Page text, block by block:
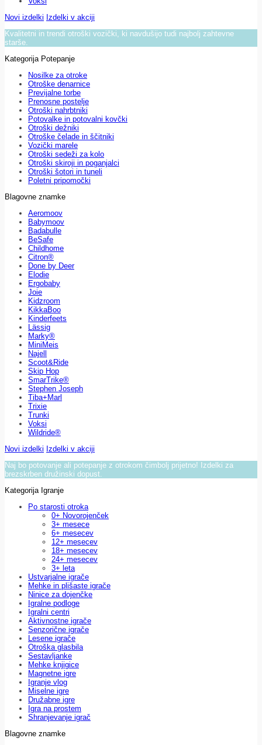
Novi izdelki Izdelki v akciji
Kvalitetni in trendi otroški vozički, ki navdušijo tudi najbolj zahtevne
starše.
Kategorija Potepanje
Nosilke za otroke
Otroške denarnice
Previjalne torbe
Prenosne postelje
Otroški nahrbtniki
Potovalke in potovalni kovčki
Otroški dežniki
Otroške čelade in ščitniki
Vozički marele
Otroški sedeži za kolo
Otroški skiroji in poganjalci
Otroški šotori in tuneli
Poletni pripomočki
Blagovne znamke
Aeromoov
Babymoov
Badabulle
BeSafe
Childhome
Citron®
Done by Deer
Elodie
Ergobaby
Joie
Kidzroom
KikkaBoo
Kinderfeets
Lässig
Marky®
MiniMeis
Najell
Scoot&Ride
Skip Hop
SmarTrike®
Stephen Joseph
Tiba+Marl
Trixie
Trunki
Voksi
Wildride®
Novi izdelki Izdelki v akciji
Naj bo potovanje ali potepanje z otrokom čimbolj prijetno! Izdelki za
brezskrben družinski dopust.
Kategorija Igranje
Po starosti otroka
0+ Novorojenček
3+ mesece
6+ mesecev
12+ mesecev
18+ mesecev
24+ mesecev
3+ leta
Ustvarjalne igrače
Mehke in plišaste igrače
Ninice za dojenčke
Igralne podloge
Igralni centri
Aktivnostne igrače
Senzorične igrače
Lesene igrače
Otroška glasbila
Sestavljanke
Mehke knjigice
Magnetne igre
Igranje vlog
Miselne igre
Družabne igre
Igra na prostem
Shranjevanje igrač
Blagovne znamke